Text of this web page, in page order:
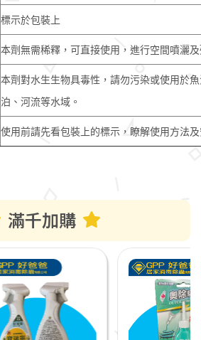
標示於包裝上
本劑無需稀釋，可直接使用，進行空間噴灑
本劑對水生生物具毒性，請勿污染或使用於
泊、河流等水域。
使用前請先看包裝上的標示，瞭解使用方法
滿千加購